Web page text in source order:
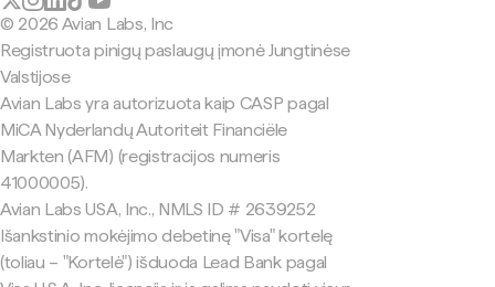
© 2026 Avian Labs, Inc
Registruota pinigų paslaugų įmonė Jungtinėse
Valstijose
Avian Labs yra autorizuota kaip CASP pagal
MiCA Nyderlandų Autoriteit Financiële
Markten (AFM) (registracijos numeris
41000005).
Avian Labs USA, Inc., NMLS ID # 2639252
Išankstinio mokėjimo debetinę "Visa" kortelę
(toliau – "Kortelė") išduoda Lead Bank pagal